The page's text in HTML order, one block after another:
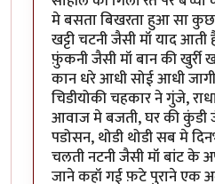
मे बसता बिखरता हुआ सा कुछ
खट्टी चटनी जैसी मॉ याद
फ़ुंकनी जैसी मॉ बान की
कान धरे आधी सोई आधी
चिडीयोकी चहकार ने गुंजे,
आवाज मे बजती, घर की कुंडी
पडोसन, थोडी थोडी सब मे
चलती नटनी जैसी मॉ बांट के
जाने कहॉ गई फ़टे पुराने